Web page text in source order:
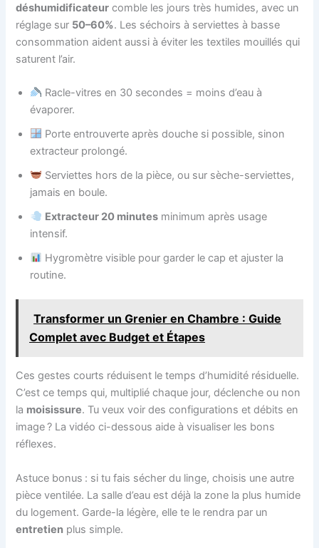
déshumidificateur comble les jours très humides, avec un
réglage sur 50–60%. Les séchoirs à serviettes à basse
consommation aident aussi à éviter les textiles mouillés qui
saturent l’air.
Racle-vitres en 30 secondes = moins d’eau à
évaporer.
Porte entrouverte après douche si possible, sinon
extracteur prolongé.
Serviettes hors de la pièce, ou sur sèche-serviettes,
jamais en boule.
Extracteur 20 minutes minimum après usage
intensif.
Hygromètre visible pour garder le cap et ajuster la
routine.
Transformer un Grenier en Chambre : Guide
Complet avec Budget et Étapes
Ces gestes courts réduisent le temps d’humidité résiduelle.
C’est ce temps qui, multiplié chaque jour, déclenche ou non
la moisissure. Tu veux voir des configurations et débits en
image ? La vidéo ci-dessous aide à visualiser les bons
réflexes.
Astuce bonus : si tu fais sécher du linge, choisis une autre
pièce ventilée. La salle d’eau est déjà la zone la plus humide
du logement. Garde-la légère, elle te le rendra par un
entretien plus simple.